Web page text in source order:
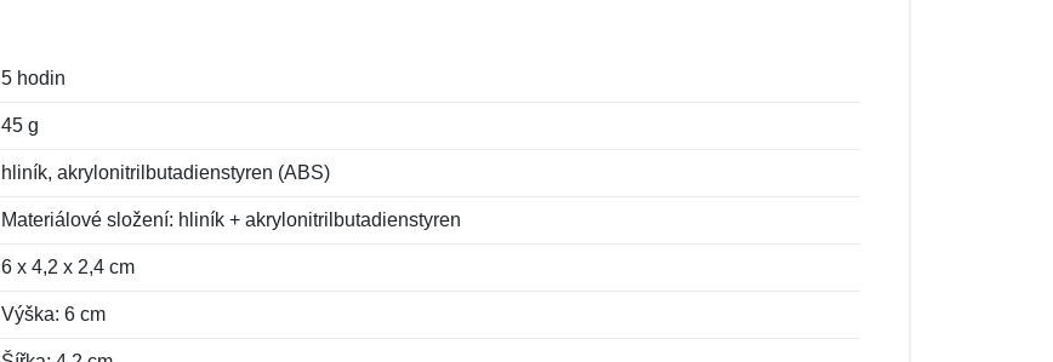
5 hodin
45 g
hliník, akrylonitrilbutadienstyren (ABS)
Materiálové složení: hliník + akrylonitrilbutadienstyren
6 x 4,2 x 2,4 cm
Výška: 6 cm